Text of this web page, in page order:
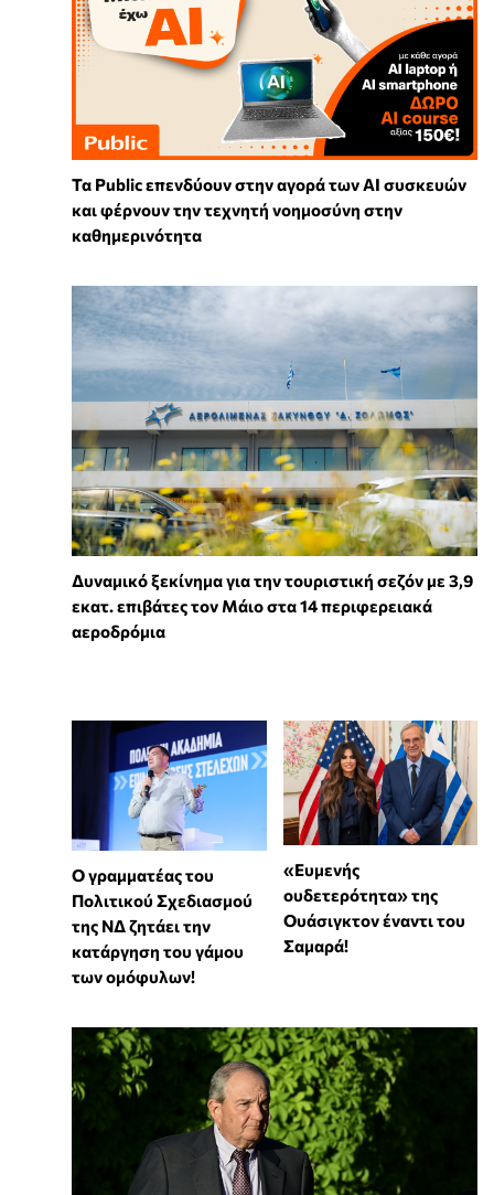
Τα Public επενδύουν στην αγορά των AI συσκευών
και φέρνουν την τεχνητή νοημοσύνη στην
καθημερινότητα
Δυναμικό ξεκίνημα για την τουριστική σεζόν με 3,9
εκατ. επιβάτες τον Μάιο στα 14 περιφερειακά
αεροδρόμια
Ο γραμματέας του
Πολιτικού Σχεδιασμού
της ΝΔ ζητάει την
κατάργηση του γάμου
των ομόφυλων!
«Ευμενής
ουδετερότητα» της
Ουάσιγκτον έναντι του
Σαμαρά!